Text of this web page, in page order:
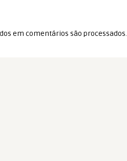
em comentários são processados.